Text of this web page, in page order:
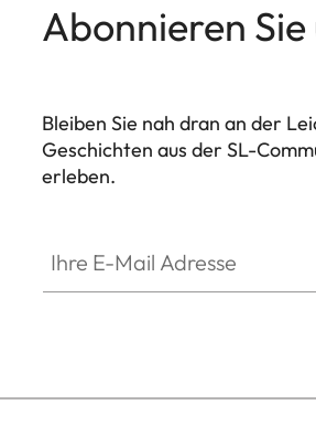
Abonnieren
Bleiben Sie nah dran an der
Geschichten aus der SL-
erleben.